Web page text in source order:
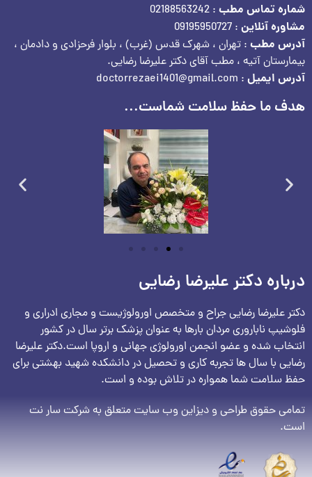
شماره تماس مطب : 02188563242
مشاوره آنلاین : 09195950727
آدرس مطب : تهران ، شهرک قدس (غرب) ، بلوار فرحزادی و دادمان ،
بیمارستان آتیه ، مطب آقای دکتر علیرضا رضایی.
آدرس ایمیل : doctorrezaei1401@gmail.com
هدف ما حفظ سلامت شماست...
درباره دکتر علیرضا رضایی
دکتر علیرضا رضایی جراح و متخصص اورولوژیست و مجاری ادراری و
فلوشیپ ناباروری مردان بارها به عنوان پزشک برتر سال در کشور
انتخاب شده و عضو انجمن اورولوژی جهانی و اروپا است.دکتر علیرضا
رضایی با سال ها تجربه کاری و تحصیل در دانشکده شهید بهشتی برای
حفظ سلامت شما همواره در تلاش بوده و است.
تمامی حقوق طراحی و دیزاین وب سایت متعلق به شرکت سار نت
است.